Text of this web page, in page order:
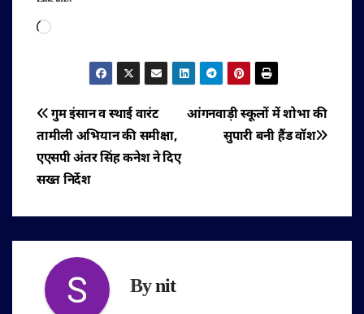
Loading…
पोस्ट
नेविगेशन
आंगनवाड़ी स्कूलों में शोभा की
सुपारी बनी हैंड वॉश
गुम इंसान व स्थाई वारंट
तामीली अभियान की समीक्षा,
एएसपी अंतर सिंह कनेश ने दिए
सख्त निर्देश
Bynit